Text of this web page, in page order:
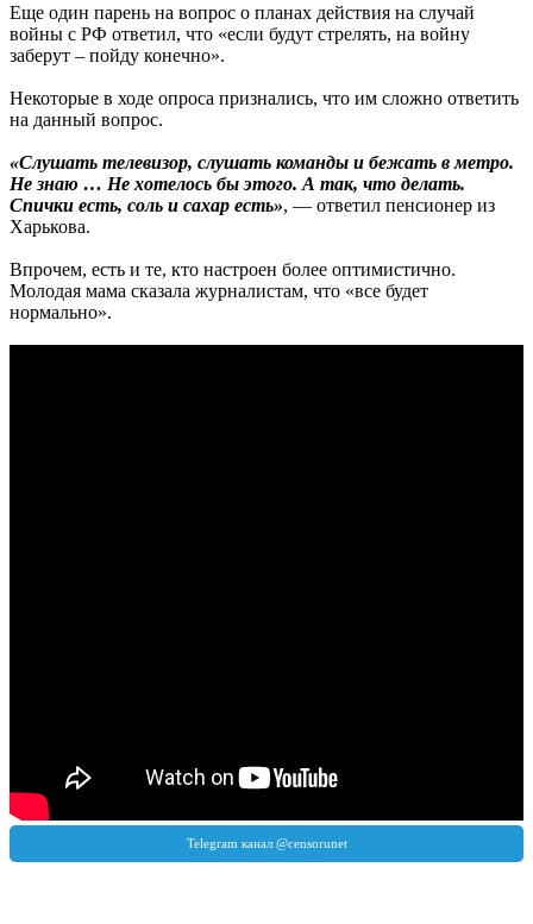
Еще один парень на вопрос о планах действия на случай
войны с РФ ответил, что «если будут стрелять, на войну
заберут – пойду конечно».
Некоторые в ходе опроса признались, что им сложно ответить
на данный вопрос.
«Слушать телевизор, слушать команды и бежать в метро.
Не знаю … Не хотелось бы этого. А так, что делать.
Спички есть, соль и сахар есть», — ответил пенсионер из
Харькова.
Впрочем, есть и те, кто настроен более оптимистично.
Молодая мама сказала журналистам, что «все будет
нормально».